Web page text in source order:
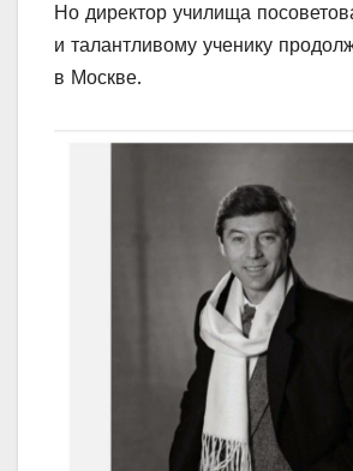
Но директор училища
и талантливому ученику
в Москве.